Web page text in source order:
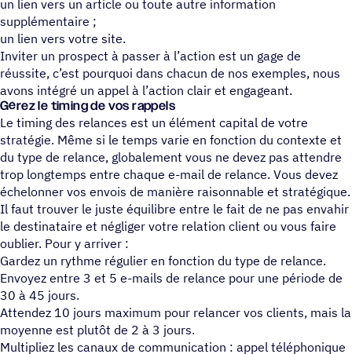
un lien vers un article ou toute autre information
supplémentaire ;
un lien vers votre site.
Inviter un prospect à passer à l’action est un gage de
réussite, c’est pourquoi dans chacun de nos exemples, nous
avons intégré un appel à l’action clair et engageant.
Gérez le timing de vos rappels
Le timing des relances est un élément capital de votre
stratégie. Même si le temps varie en fonction du contexte et
du type de relance, globalement vous ne devez pas attendre
trop longtemps entre chaque e-mail de relance. Vous devez
échelonner vos envois de manière raisonnable et stratégique.
Il faut trouver le juste équilibre entre le fait de ne pas envahir
le destinataire et négliger votre relation client ou vous faire
oublier. Pour y arriver :
Gardez un rythme régulier en fonction du type de relance.
Envoyez entre 3 et 5 e-mails de relance pour une période de
30 à 45 jours.
Attendez 10 jours maximum pour relancer vos clients, mais la
moyenne est plutôt de 2 à 3 jours.
Multipliez les canaux de communication : appel téléphonique